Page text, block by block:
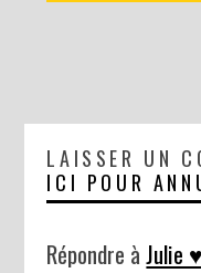
LAISSER UN
ICI POUR
Répondre àJulie